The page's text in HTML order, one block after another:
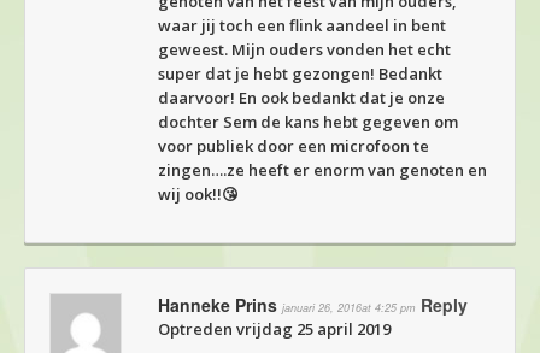
waar jij toch een flink aandeel in bent
geweest. Mijn ouders vonden het echt
super dat je hebt gezongen! Bedankt
daarvoor! En ook bedankt dat je onze
dochter Sem de kans hebt gegeven om
voor publiek door een microfoon te
zingen….ze heeft er enorm van genoten en
wij ook!!😘
Hanneke Prins januari 26, 2016at 4:25 pm Reply
Optreden vrijdag 25 april 2019